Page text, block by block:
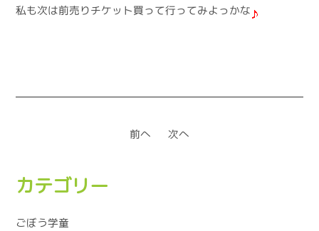
私も次は前売りチケット買って行ってみよっかな
前へ 次へ
カテゴリー
ごぼう学童